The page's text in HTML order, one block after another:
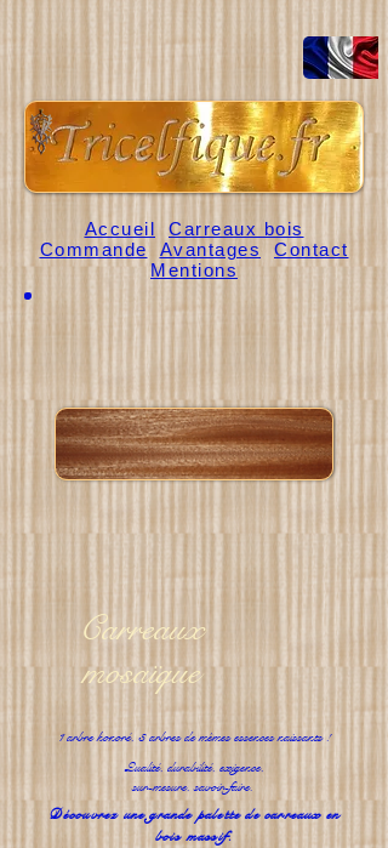
Accueil
Carreaux bois
Commande
Avantages
Contact
Mentions
Carreaux
mosaïque
1 arbre honoré, 3 arbres de mêmes essences naissants !
Qualité, durabilité, exigence,
sur-mesure, savoir-faire.
Découvrez une grande palette de carreaux en
bois massif.